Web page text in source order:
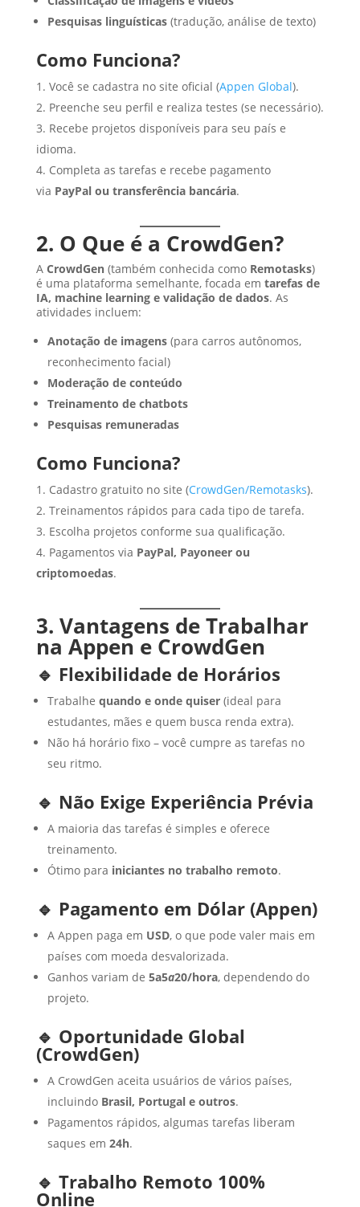
Pesquisas linguísticas(tradução, análise de texto)
Como Funciona?
Você se cadastra no site oficial (Appen Global).
Preenche seu perfil e realiza testes (se necessário).
Recebe projetos disponíveis para seu país e
idioma.
Completa as tarefas e recebe pagamento
via PayPal ou transferência bancária.
2. O Que é a CrowdGen?
A CrowdGen(também conhecida como Remotasks)
é uma plataforma semelhante, focada em tarefas de
IA, machine learning e validação de dados. As
atividades incluem:
Anotação de imagens(para carros autônomos,
reconhecimento facial)
Moderação de conteúdo
Treinamento de chatbots
Pesquisas remuneradas
Como Funciona?
Cadastro gratuito no site (CrowdGen/Remotasks).
Treinamentos rápidos para cada tipo de tarefa.
Escolha projetos conforme sua qualificação.
Pagamentos via PayPal, Payoneer ou
criptomoedas.
3. Vantagens de Trabalhar
na Appen e CrowdGen
🔹 Flexibilidade de Horários
Trabalhe quando e onde quiser(ideal para
estudantes, mães e quem busca renda extra).
Não há horário fixo – você cumpre as tarefas no
seu ritmo.
🔹 Não Exige Experiência Prévia
A maioria das tarefas é simples e oferece
treinamento.
Ótimo para iniciantes no trabalho remoto.
🔹 Pagamento em Dólar (Appen)
A Appen paga em USD, o que pode valer mais em
países com moeda desvalorizada.
Ganhos variam de 5a5a20/hora, dependendo do
projeto.
🔹 Oportunidade Global
(CrowdGen)
A CrowdGen aceita usuários de vários países,
incluindo Brasil, Portugal e outros.
Pagamentos rápidos, algumas tarefas liberam
saques em 24h.
🔹 Trabalho Remoto 100%
Online